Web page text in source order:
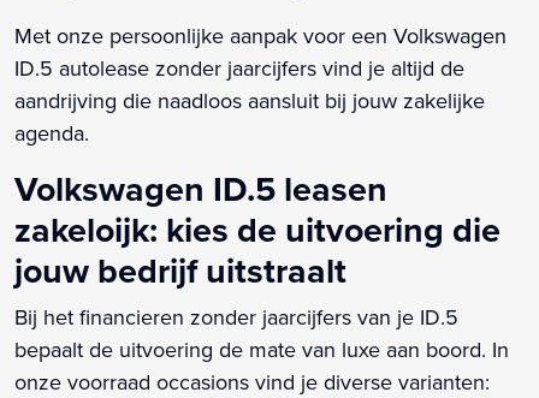
Met onze persoonlijke aanpak voor een Volkswagen
ID.5 autolease zonder jaarcijfers vind je altijd de
aandrijving die naadloos aansluit bij jouw zakelijke
agenda.
Volkswagen ID.5 leasen
zakeloijk: kies de uitvoering die
jouw bedrijf uitstraalt
Bij het financieren zonder jaarcijfers van je ID.5
bepaalt de uitvoering de mate van luxe aan boord. In
onze voorraad occasions vind je diverse varianten: